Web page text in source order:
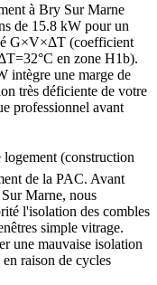
à Bry Sur Marne
de 15.8 kW pour un
G×V×ΔT (coefficient
en zone H1b).
intègre une marge de
très déficiente de votre
professionnel avant
(construction
de la PAC. Avant
Marne, nous
l'isolation des combles
simple vitrage.
une mauvaise isolation
raison de cycles